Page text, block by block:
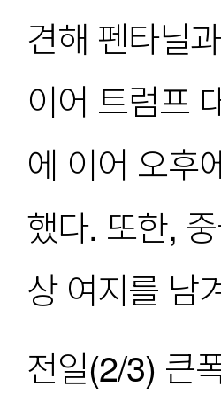
견해 펜타닐
이어 트럼프
에 이어 오후
했다. 또한,
상 여지를 남
전일(2/3) 큰